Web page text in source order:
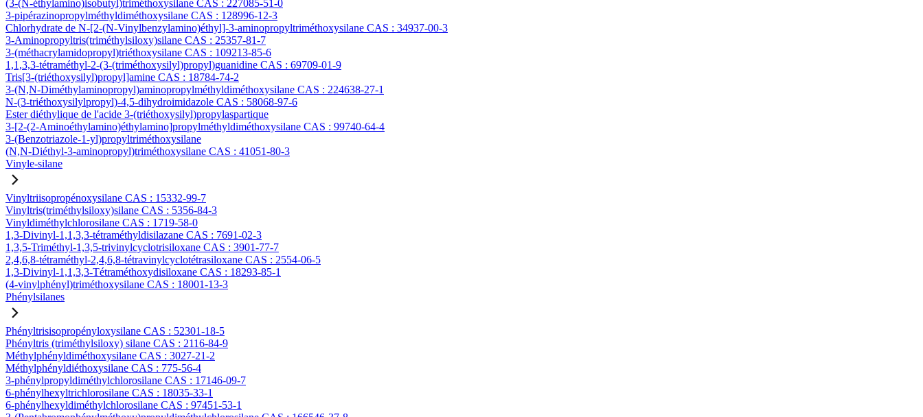
(3-(N-éthylamino)isobutyl)triméthoxysilane CAS : 227085-51-0
3-pipérazinopropylméthyldiméthoxysilane CAS : 128996-12-3
Chlorhydrate de N-[2-(N-Vinylbenzylamino)éthyl]-3-aminopropyltriméthoxysilane CAS : 34937-00-3
3-Aminopropyltris(triméthylsiloxy)silane CAS : 25357-81-7
3-(méthacrylamidopropyl)triéthoxysilane CAS : 109213-85-6
1,1,3,3-tétraméthyl-2-(3-(triméthoxysilyl)propyl)guanidine CAS : 69709-01-9
Tris[3-(triéthoxysilyl)propyl]amine CAS : 18784-74-2
3-(N,N-Diméthylaminopropyl)aminopropylméthyldiméthoxysilane CAS : 224638-27-1
N-(3-triéthoxysilylpropyl)-4,5-dihydroimidazole CAS : 58068-97-6
Ester diéthylique de l'acide 3-(triéthoxysilyl)propylaspartique
3-[2-(2-Aminoéthylamino)éthylamino]propylméthyldiméthoxysilane CAS : 99740-64-4
3-(Benzotriazole-1-yl)propyltriméthoxysilane
(N,N-Diéthyl-3-aminopropyl)triméthoxysilane CAS : 41051-80-3
Vinyle-silane
Vinyltriisopropénoxysilane CAS : 15332-99-7
Vinyltris(triméthylsiloxy)silane CAS : 5356-84-3
Vinyldiméthylchlorosilane CAS : 1719-58-0
1,3-Divinyl-1,1,3,3-tétraméthyldisilazane CAS : 7691-02-3
1,3,5-Triméthyl-1,3,5-trivinylcyclotrisiloxane CAS : 3901-77-7
2,4,6,8-tétraméthyl-2,4,6,8-tétravinylcyclotétrasiloxane CAS : 2554-06-5
1,3-Divinyl-1,1,3,3-Tétraméthoxydisiloxane CAS : 18293-85-1
(4-vinylphényl)triméthoxysilane CAS : 18001-13-3
Phénylsilanes
Phényltrisisopropényloxysilane CAS : 52301-18-5
Phényltris (triméthylsiloxy) silane CAS : 2116-84-9
Méthylphényldiméthoxysilane CAS : 3027-21-2
Méthylphényldiéthoxysilane CAS : 775-56-4
3-phénylpropyldiméthylchlorosilane CAS : 17146-09-7
6-phénylhexyltrichlorosilane CAS : 18035-33-1
6-phénylhexyldiméthylchlorosilane CAS : 97451-53-1